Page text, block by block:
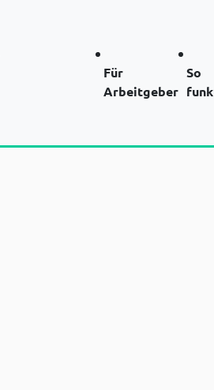
Für
Arbeitgeber
So